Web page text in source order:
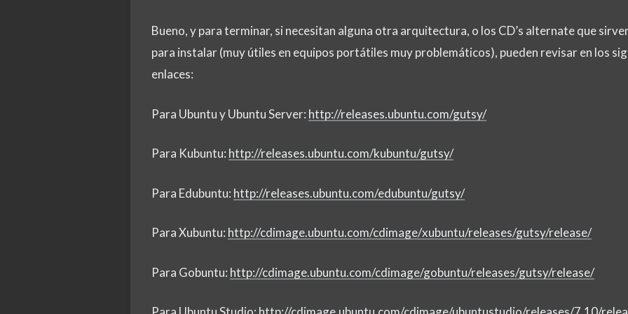
Bueno, y para terminar, si necesitan alguna otra arquitectura, o los CD’s alternate que
para instalar (muy útiles en equipos portátiles muy problemáticos), pueden revisar en los
enlaces:
Para Ubuntu y Ubuntu Server: http://releases.ubuntu.com/gutsy/
Para Kubuntu: http://releases.ubuntu.com/kubuntu/gutsy/
Para Edubuntu: http://releases.ubuntu.com/edubuntu/gutsy/
Para Xubuntu: http://cdimage.ubuntu.com/cdimage/xubuntu/releases/gutsy/release/
Para Gobuntu: http://cdimage.ubuntu.com/cdimage/gobuntu/releases/gutsy/release/